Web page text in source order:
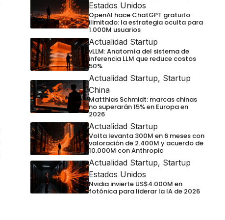
Estados Unidos
OpenAI hace ChatGPT gratuito
ilimitado: la estrategia oculta para
1.000M usuarios
Actualidad Startup
vLLM: Anatomía del sistema de
inferencia LLM que reduce costos
50%
Actualidad Startup, Startup
China
Matthias Schmidt: marcas chinas
no superarán 15% en Europa en
2026
Actualidad Startup
Volta levanta 300M en 6 meses con
valoración de 2.400M y acuerdo de
10.000M con Anthropic
Actualidad Startup, Startup
Estados Unidos
Nvidia invierte US$4.000M en
fotónica para liderar la IA de 2026